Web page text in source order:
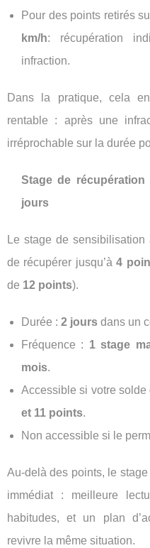
Pour des points retirés
km/h: récupération
infraction.
Dans la pratique, cela
rentable : après une
irréprochable sur la durée
Stage de
jours
Le stage de
de récupérer jusqu’à4
de 12 points).
Durée : 2 jours dans un
Fréquence : 1 stage
mois.
Accessible si votre solde
et 11 points.
Non accessible si le
Au-delà des points, le
immédiat : meilleure
habitudes, et un plan
revivre la même situation.